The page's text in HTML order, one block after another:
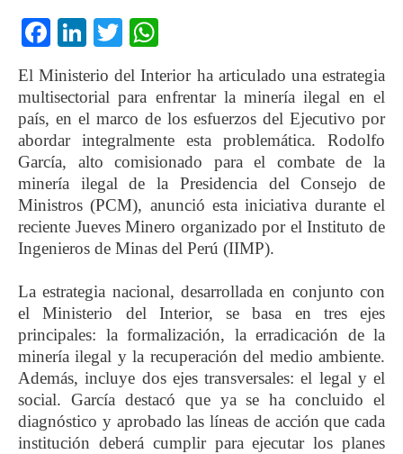
Facebook
LinkedIn
Twitter
El Ministerio del Interior ha articulado una estrategia
multisectorial para enfrentar la minería ilegal en el
país, en el marco de los esfuerzos del Ejecutivo por
abordar integralmente esta problemática. Rodolfo
García, alto comisionado para el combate de la
minería ilegal de la Presidencia del Consejo de
Ministros (PCM), anunció esta iniciativa durante el
reciente Jueves Minero organizado por el Instituto de
Ingenieros de Minas del Perú (IIMP).
La estrategia nacional, desarrollada en conjunto con
el Ministerio del Interior, se basa en tres ejes
principales: la formalización, la erradicación de la
minería ilegal y la recuperación del medio ambiente.
Además, incluye dos ejes transversales: el legal y el
social. García destacó que ya se ha concluido el
diagnóstico y aprobado las líneas de acción que cada
institución deberá cumplir para ejecutar los planes